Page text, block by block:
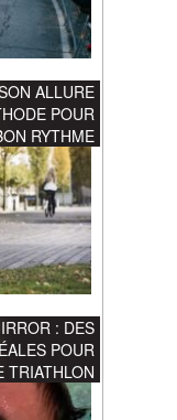
ALLURE
POUR
RYTHME
: DES
POUR
TRIATHLON